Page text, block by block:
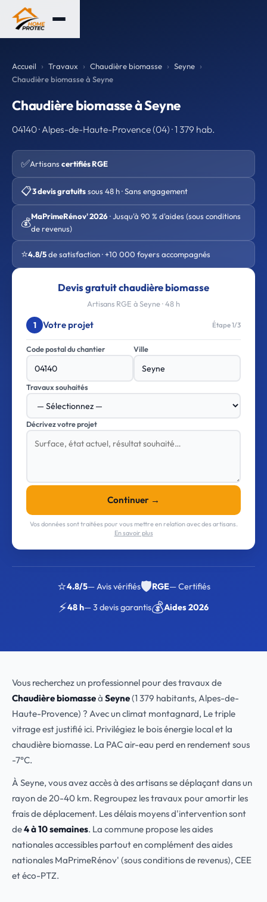
Accueil Travaux Chaudière biomasse
Seyne
Chaudière biomasse à Seyne
Chaudière biomasse à Seyne
04140 · Alpes-de-Haute-Provence (04) · 1 379 hab.
✅Artisans certifiés RGE
📋3 devis gratuitssous 48 h · Sans engagement
💰MaPrimeRénov' 2026· Jusqu'à 90 % d'aides (sous conditions
de revenus)
⭐4.8/5de satisfaction · +10 000 foyers accompagnés
Devis gratuit chaudière biomasse
Artisans RGE à Seyne · 48 h
1 Votre projet Étape 1/3
Code postal du chantier Ville
Travaux souhaités
Décrivez votre projet
Continuer →
Vos données sont traitées pour vous mettre en relation avec des artisans.
En savoir plus
⭐4.8/5— Avis vérifiés🛡️RGE— Certifiés
⚡48 h— 3 devis garantis💰Aides 2026
Vous recherchez un professionnel pour des travaux de
Chaudière biomasseà Seyne(1 379 habitants, Alpes-de-
Haute-Provence) ? Avec un climat montagnard, Le triple
vitrage est justifié ici. Privilégiez le bois énergie local et la
chaudière biomasse. La PAC air-eau perd en rendement sous
-7°C.
À Seyne, vous avez accès à des artisans se déplaçant dans un
rayon de 20-40 km. Regroupez les travaux pour amortir les
frais de déplacement. Les délais moyens d'intervention sont
de4 à 10 semaines. La commune propose les aides
nationales accessibles partout en complément des aides
nationales MaPrimeRénov' (sous conditions de revenus), CEE
et éco-PTZ.